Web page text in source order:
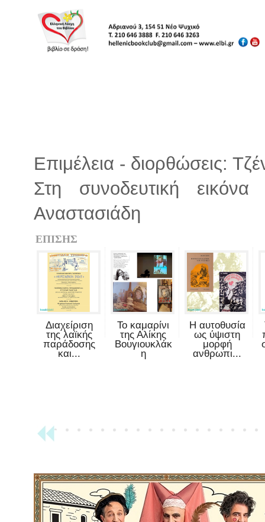
Επιμέλεια - διορθώσεις:
Στη συνοδευτική
Αναστασιάδη
ΕΠΙΣΗΣ
Διαχείριση
της λαϊκής
παράδοσης
και...
Το καμαρίνι
της Αλίκης
Βουγιουκλάκ
η
Η αυτοθυσία
ως ύψιστη
μορφή
ανθρωπι...